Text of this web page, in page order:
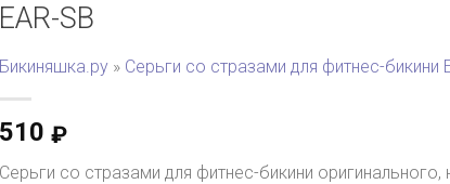
EAR-SB
Бикиняшка.ру » Серьги со стразами для фитнес-бикини
510 ₽
Серьги со стразами для фитнес-бикини оригинального,